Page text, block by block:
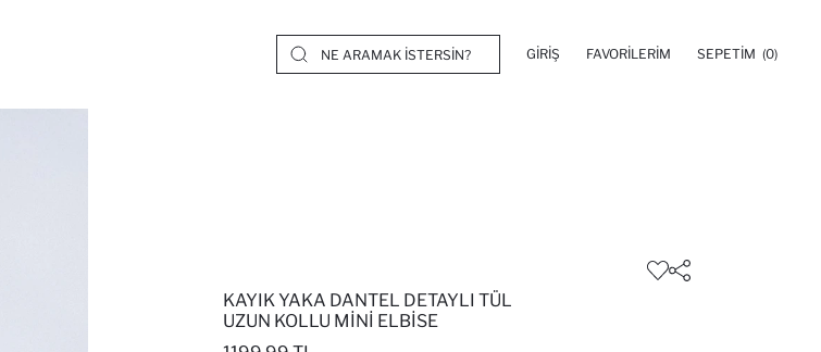
GIRIŞ FAVORILERIM SEPETIM (0)
KAYIK YAKA DANTEL DETAYLI TÜL
UZUN KOLLU MINI ELBISE